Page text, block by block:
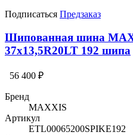
Подписаться Предзаказ
Шипованная шина
37x13,5R20LT 192 шипа
56 400 ₽
Бренд
MAXXIS
Артикул
ETL00065200SPIKE192